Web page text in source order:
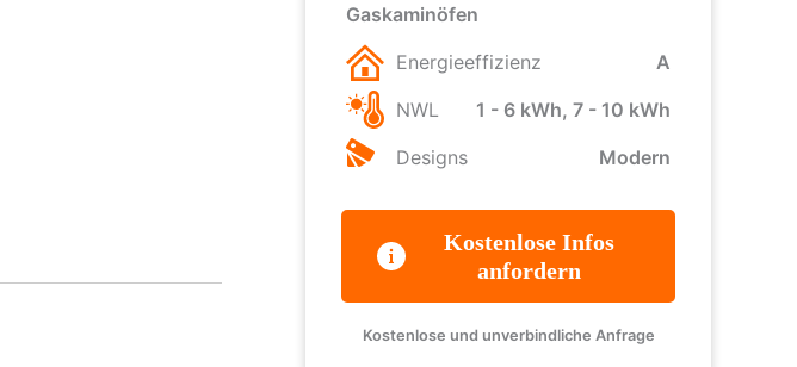
Gaskaminöfen
Energieeffizienz
A
NWL
1 - 6 kWh, 7 - 10 kWh
Designs
Modern
Kostenlose Infos
anfordern
Kostenlose und unverbindliche Anfrage